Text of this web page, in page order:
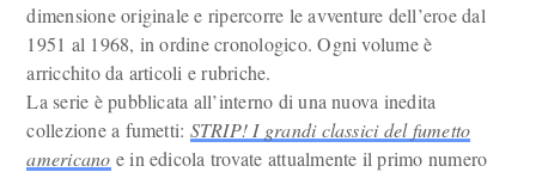
dimensione originale e ripercorre le avventure dell’eroe dal
1951 al 1968, in ordine cronologico. Ogni volume è
arricchito da articoli e rubriche.
La serie è pubblicata all’interno di una nuova inedita
collezione a fumetti: STRIP! I grandi classici del fumetto
americano e in edicola trovate attualmente il primo numero